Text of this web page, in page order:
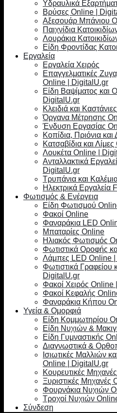
Υδραυλικά
Βρύσες Online |
Αξεσουάρ Μπάνιου
Παιχνίδια
Λουράκια
Είδη Φροντίδας
Εργαλεία
Εργαλεία Χειρός
Επαγγελματικές
Online | DigitalU.gr
Είδη Βαψίματος και
DigitalU.gr
Κλειδιά και
Όργανα Μέτρησης
Ένδυση Εργασίας
Κοπίδια, Πριόνια
Κατσαβίδια και
Λουκέτα Online |
Ανταλλακτικά
DigitalU.gr
Τρυπάνια και
Ηλεκτρικά
Φωτισμός & Ενέργεια
Είδη Φωτισμού
Φακοί Online
Φαναράκια LED
Μπαταρίες Online
Ηλιακός Φωτισμός
Φωτιστικά Οροφής
Λάμπες LED Online
Φωτιστικά Γραφείου
DigitalU.gr
Φακοί Χειρός
Φακοί Κεφαλής
Φαναράκια Κήπου
Υγεία & Ομορφιά
Είδη Κομμωτηρίου
Είδη Νυχιών &
Είδη Γυμναστικής
Διαγνωστικά &
Ισιωτικές Μαλλιών
Online | DigitalU.gr
Κουρευτικές
Ξυριστικές
Φουρνάκια Νυχιών
Τροχοί Νυχιών
Σύνδεση